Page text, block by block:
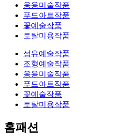
응용미술작품
푸드아트작품
꽃예술작품
토탈미용작품
섬유예술작품
조형예술작품
응용미술작품
푸드아트작품
꽃예술작품
토탈미용작품
홈패션